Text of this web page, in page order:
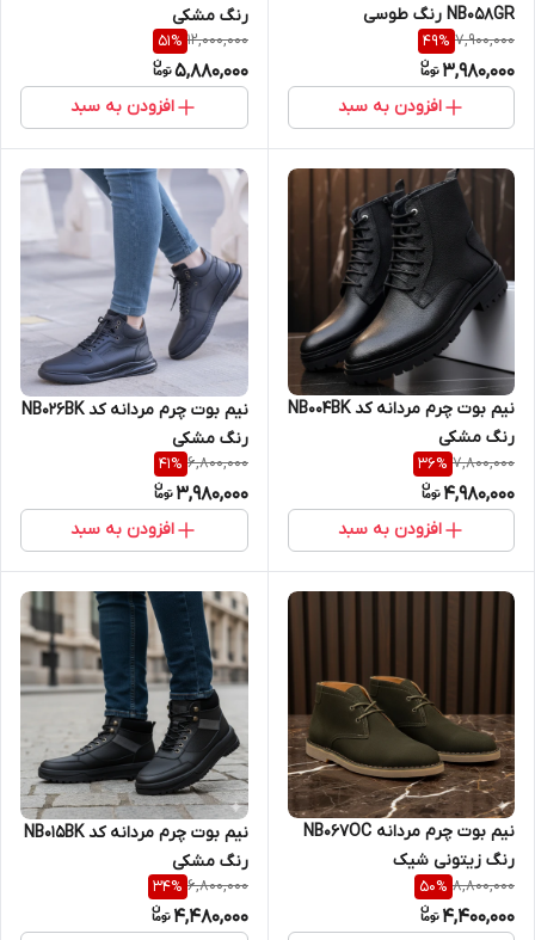
NB058GR رنگ طوسی
7,900,000
49%
3,980,000
افزودن به سبد
رنگ مشکی
12,000,000
51%
5,880,000
افزودن به سبد
نیم بوت چرم مردانه کد NB004BK
رنگ مشکی
7,800,000
36%
4,980,000
افزودن به سبد
نیم بوت چرم مردانه کد NB026BK
رنگ مشکی
6,800,000
41%
3,980,000
افزودن به سبد
نیم بوت چرم مردانه NB067OC
رنگ زیتونی شیک
8,800,000
50%
4,400,000
نیم بوت چرم مردانه کد NB015BK
رنگ مشکی
6,800,000
34%
4,480,000